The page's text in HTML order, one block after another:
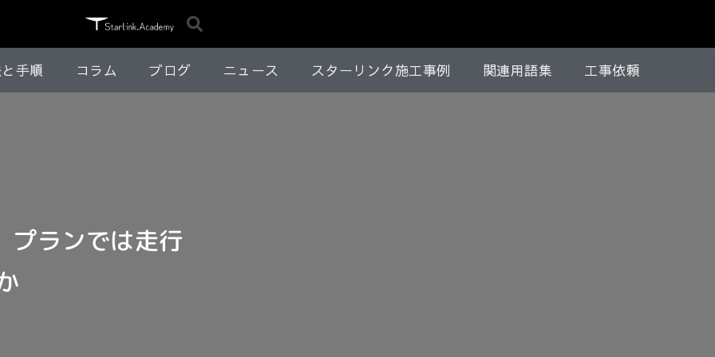
手順 コラム ブログ ニュース スターリンク施工事例 関連用語集 工事依頼
プランでは走行